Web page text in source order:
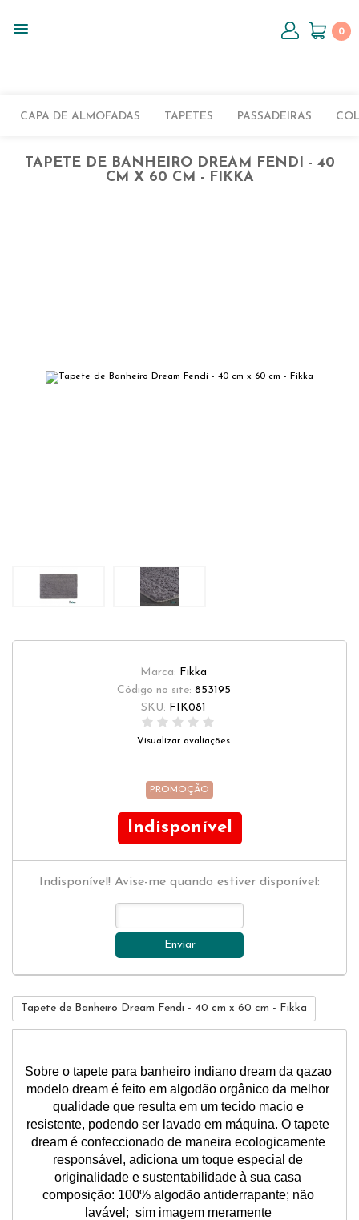
0
CAPA DE ALMOFADAS TAPETES PASSADEIRAS
TAPETE DE BANHEIRO DREAM FENDI - 40
CM X 60 CM - FIKKA
Marca: Fikka
Código no site: 853195
SKU: FIK081
Visualizar avaliações
PROMOÇÃO
Indisponível
Indisponível! Avise-me quando estiver disponível:
Enviar
Tapete de Banheiro Dream Fendi - 40 cm x 60 cm - Fikka
Sobre o tapete para banheiro indiano dream da qazao
modelo dream é feito em algodão orgânico da melhor
qualidade que resulta em um tecido macio e
resistente, podendo ser lavado em máquina. O tapete
dream é confeccionado de maneira ecologicamente
responsável, adiciona um toque especial de
originalidade e sustentabilidade à sua casa
composição: 100% algodão antiderrapante; não
lavável;  sim imagem meramente